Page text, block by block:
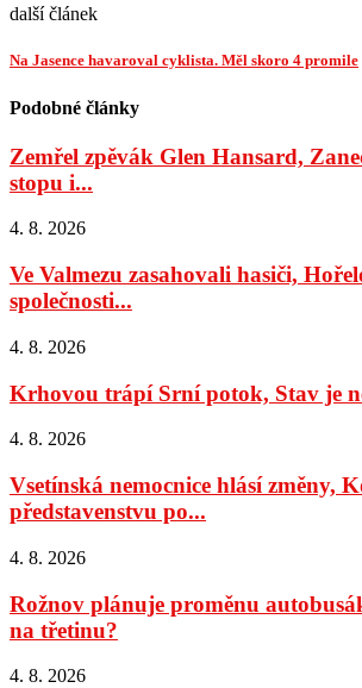
další článek
Na Jasence havaroval cyklista. Měl skoro 4 promile
Podobné články
Zemřel zpěvák Glen Hansard,
stopu i...
4. 8. 2026
Ve Valmezu zasahovali hasiči,
společnosti...
4. 8. 2026
Krhovou trápí Srní potok, Stav je
4. 8. 2026
Vsetínská nemocnice hlásí změny,
představenstvu po...
4. 8. 2026
Rožnov plánuje proměnu
na třetinu?
4. 8. 2026